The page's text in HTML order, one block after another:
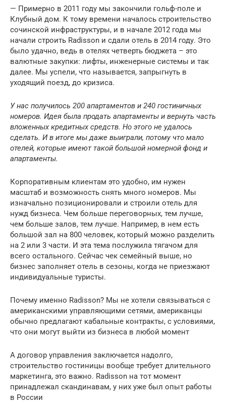
— Примерно в 2011 году мы закончили гольф-поле и
Клубный дом. К тому времени началось строительство
сочинской инфраструктуры, и в начале 2012 года мы
начали строить Radisson и сдали отель в 2014 году. Это
было удачно, ведь в отелях четверть бюджета – это
валютные закупки: лифты, инженерные системы и так
далее. Мы успели, что называется, запрыгнуть в
уходящий поезд, до кризиса.
У нас получилось 200 апартаментов и 240 гостиничных
номеров. Идея была продать апартаменты и вернуть часть
вложенных кредитных средств. Но этого не удалось
сделать. И в итоге мы даже выиграли, потому что мало
отелей, которые имеют такой большой номерной фонд и
апартаменты.
Корпоративным клиентам это удобно, им нужен
масштаб и возможность снять много номеров. Мы
изначально позиционировали и строили отель для
нужд бизнеса. Чем больше переговорных, тем лучше,
чем больше залов, тем лучше. Например, в нем есть
большой зал на 800 человек, который можно разделить
на 2 или 3 части. И эта тема послужила тягачом для
всего остального. Сейчас чек семейный выше, но
бизнес заполняет отель в сезоны, когда не приезжают
индивидуальные туристы.
Почему именно Radisson? Мы не хотели связываться с
американскими управляющими сетями, американцы
обычно предлагают кабальные контракты, с условиями,
что они могут выйти из бизнеса в любой момент
А договор управления заключается надолго,
строительство гостиницы вообще требует длительного
маркетинга, это важно. Radisson на тот момент
принадлежал скандинавам, у них уже был опыт работы
в России